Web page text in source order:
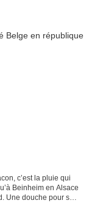
c’est la pluie qui
Beinheim en Alsace
Une douche pour se